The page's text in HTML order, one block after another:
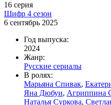
16 серия
Шифр 4 сезон
6 сентябрь 2025
Год выпуска:
2024
Жанр:
Русские сериалы
В ролях:
Марьяна Спивак,
Яна Дюбуи, Агриппина
Наталья Суркова,